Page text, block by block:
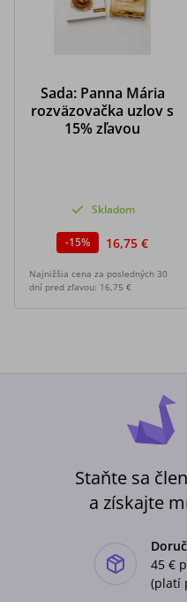
Sada: Panna Mária
rozväzovačka uzlov s
15% zľavou
Skladom
-15% 16,75 €
Najnižšia cena za posledných 30
dní pred zľavou: 16,75 €
Staňte sa
a získajte
45 €
(platí